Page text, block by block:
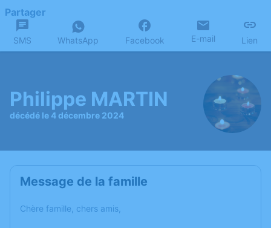
Partager
SMS WhatsApp Facebook E-mail Lien
Philippe MARTIN
décédé le 4 décembre 2024
Message de la famille
Chère famille, chers amis,